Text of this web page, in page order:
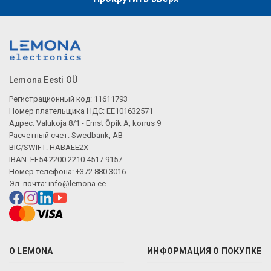
Lemona Eesti OÜ
Регистрационный код: 11611793
Номер плательщика НДС: EE101632571
Адрес: Valukoja 8/1 - Ernst Öpik A, korrus 9
Расчетный счет: Swedbank, AB
BIC/SWIFT: HABAEE2X
IBAN: EE54 2200 2210 4517 9157
Номер телефона: +372 880 3016
Эл. почта: info@lemona.ee
О LEMONA ИНФОРМАЦИЯ О ПОКУПКЕ